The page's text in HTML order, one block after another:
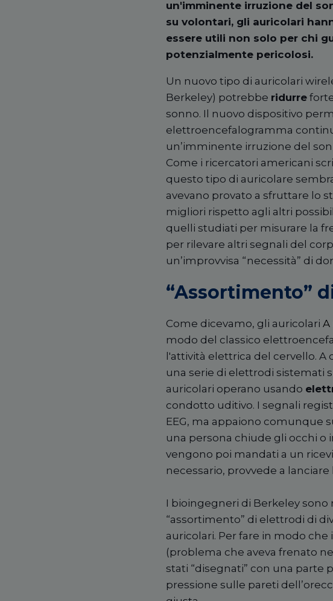
un'imminente irruzione del
su volontari, gli auricolari
essere utili non solo per chi
potenzialmente pericolosi.
Un nuovo tipo di auricolari
Berkeley) potrebbe ridurre
sonno. Il nuovo dispositivo
elettroencefalogramma
un’imminente irruzione del
Come i ricercatori americani
questo tipo di auricolare
avevano provato a sfruttare lo
migliori rispetto agli altri
quelli studiati per misurare la
per rilevare altri segnali del
un’improvvisa “necessità” di
“Assortimento”
Come dicevamo, gli auricolari A
modo del classico
l'attività elettrica del cervello.
una serie di elettrodi sistemati
auricolari operano usando
condotto uditivo. I segnali
EEG, ma appaiono comunque
una persona chiude gli occhi o
vengono poi mandati a un
necessario, provvede a lanciare
I bioingegneri di Berkeley
“assortimento” di elettrodi di
auricolari. Per fare in modo
(problema che aveva frenato
stati “disegnati” con una parte
pressione sulle pareti